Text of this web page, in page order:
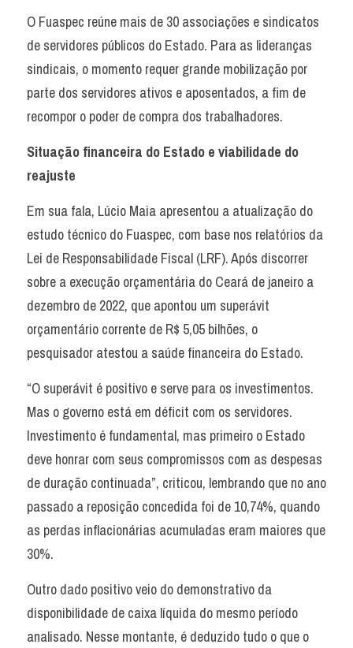
O Fuaspec reúne mais de 30 associações e sindicatos
de servidores públicos do Estado. Para as lideranças
sindicais, o momento requer grande mobilização por
parte dos servidores ativos e aposentados, a fim de
recompor o poder de compra dos trabalhadores.
Situação financeira do Estado e viabilidade do
reajuste
Em sua fala, Lúcio Maia apresentou a atualização do
estudo técnico do Fuaspec, com base nos relatórios da
Lei de Responsabilidade Fiscal (LRF). Após discorrer
sobre a execução orçamentária do Ceará de janeiro a
dezembro de 2022, que apontou um superávit
orçamentário corrente de R$ 5,05 bilhões, o
pesquisador atestou a saúde financeira do Estado.
“O superávit é positivo e serve para os investimentos.
Mas o governo está em déficit com os servidores.
Investimento é fundamental, mas primeiro o Estado
deve honrar com seus compromissos com as despesas
de duração continuada”, criticou, lembrando que no ano
passado a reposição concedida foi de 10,74%, quando
as perdas inflacionárias acumuladas eram maiores que
30%.
Outro dado positivo veio do demonstrativo da
disponibilidade de caixa líquida do mesmo período
analisado. Nesse montante, é deduzido tudo o que o